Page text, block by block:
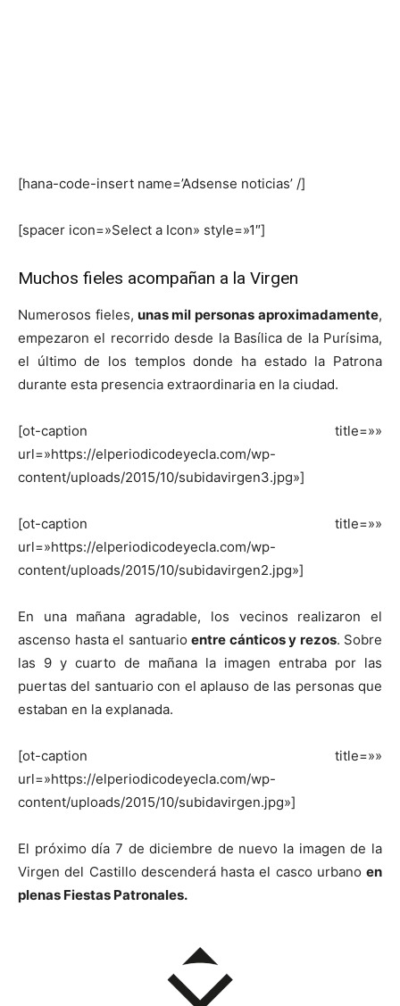
[hana-code-insert name=’Adsense noticias’ /]
[spacer icon=»Select a Icon» style=»1″]
Muchos fieles acompañan a la Virgen
Numerosos fieles, unas mil personas aproximadamente,
empezaron el recorrido desde la Basílica de la Purísima,
el último de los templos donde ha estado la Patrona
durante esta presencia extraordinaria en la ciudad.
[ot-caption title=»»
url=»https://elperiodicodeyecla.com/wp-
content/uploads/2015/10/subidavirgen3.jpg»]
[ot-caption title=»»
url=»https://elperiodicodeyecla.com/wp-
content/uploads/2015/10/subidavirgen2.jpg»]
En una mañana agradable, los vecinos realizaron el
ascenso hasta el santuario entre cánticos y rezos. Sobre
las 9 y cuarto de mañana la imagen entraba por las
puertas del santuario con el aplauso de las personas que
estaban en la explanada.
[ot-caption title=»»
url=»https://elperiodicodeyecla.com/wp-
content/uploads/2015/10/subidavirgen.jpg»]
El próximo día 7 de diciembre de nuevo la imagen de la
Virgen del Castillo descenderá hasta el casco urbano en
plenas Fiestas Patronales.